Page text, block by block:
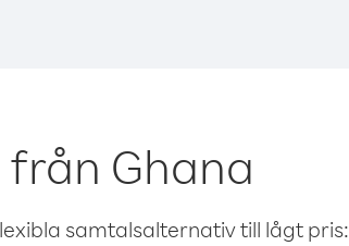
Ghana
samtalsalternativ till lågt pris: